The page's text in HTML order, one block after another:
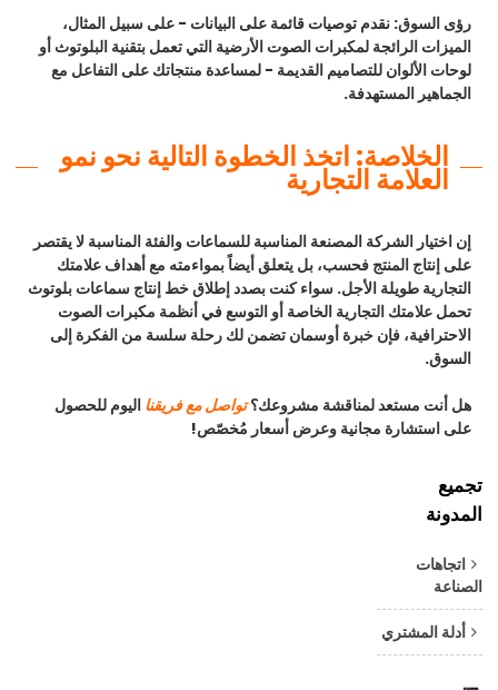
رؤى السوق: نقدم توصيات قائمة على البيانات - على سبيل المثال،
الميزات الرائجة لمكبرات الصوت الأرضية التي تعمل بتقنية البلوتوث أو
لوحات الألوان للتصاميم القديمة - لمساعدة منتجاتك على التفاعل مع
الجماهير المستهدفة.
الخلاصة: اتخذ الخطوة التالية نحو نمو
العلامة التجارية
إن اختيار الشركة المصنعة المناسبة للسماعات والفئة المناسبة لا يقتصر
على إنتاج المنتج فحسب، بل يتعلق أيضاً بمواءمته مع أهداف علامتك
التجارية طويلة الأجل. سواء كنت بصدد إطلاق خط إنتاج سماعات بلوتوث
تحمل علامتك التجارية الخاصة أو التوسع في أنظمة مكبرات الصوت
الاحترافية، فإن خبرة أوسمان تضمن لك رحلة سلسة من الفكرة إلى
السوق.
هل أنت مستعد لمناقشة مشروعك؟تواصل مع فريقنا اليوم للحصول
على استشارة مجانية وعرض أسعار مُخصّص!
تجميع
المدونة
اتجاهات
الصناعة
أدلة المشتري